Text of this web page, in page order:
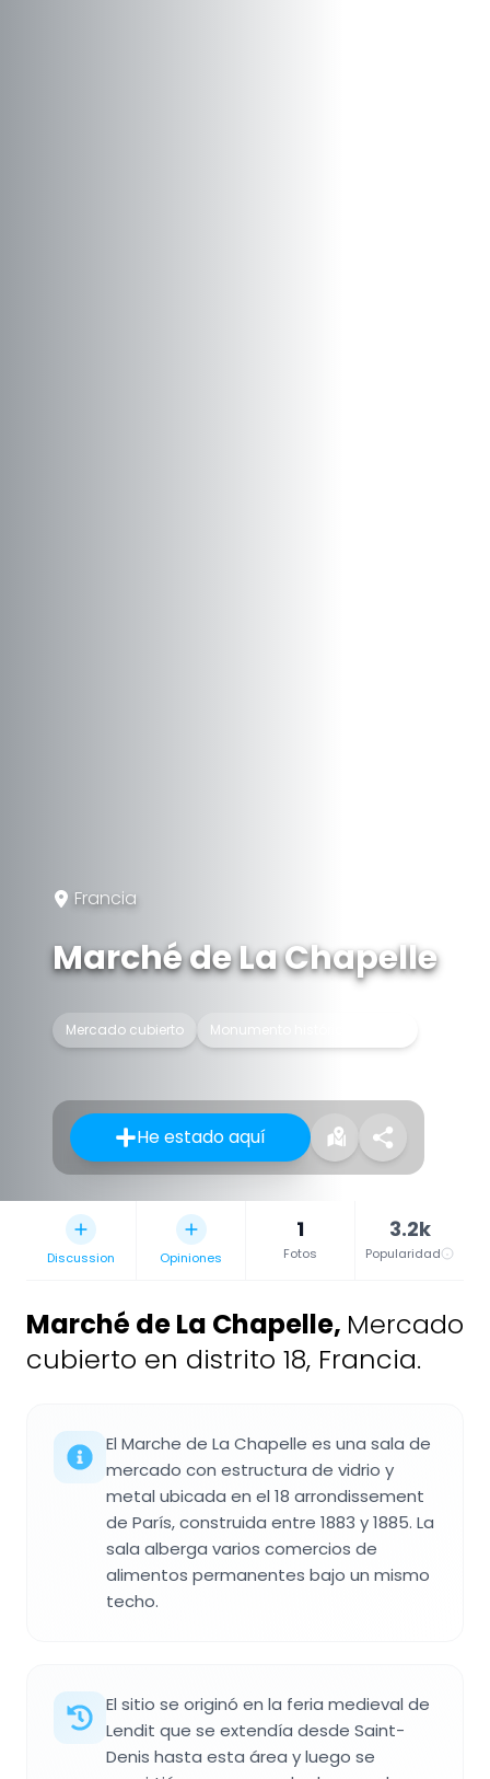
Francia
Marché de La Chapelle
Mercado cubierto Monumento histórico inscrito
He estado aquí
Discussion Opiniones
1
Fotos
3.2k
Popularidad
Marché de La Chapelle, Mercado
cubierto en distrito 18, Francia.
El Marche de La Chapelle es una sala de
mercado con estructura de vidrio y
metal ubicada en el 18 arrondissement
de París, construida entre 1883 y 1885. La
sala alberga varios comercios de
alimentos permanentes bajo un mismo
techo.
El sitio se originó en la feria medieval de
Lendit que se extendía desde Saint-
Denis hasta esta área y luego se